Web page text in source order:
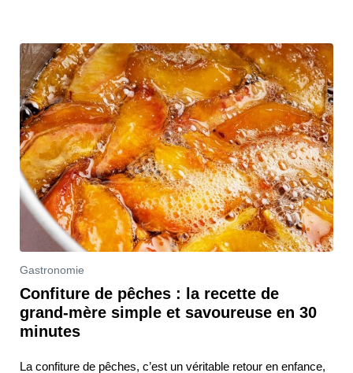
Gastronomie
Confiture de pêches : la recette de
grand-mère simple et savoureuse en 30
minutes
La confiture de pêches, c’est un véritable retour en enfance,